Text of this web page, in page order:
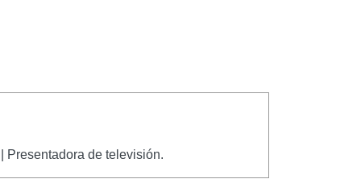
Presentadora de televisión.